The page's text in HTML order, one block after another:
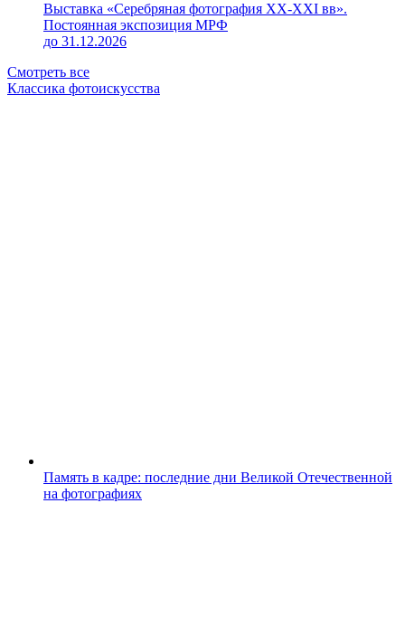
Выставка «Серебряная фотография XX-XXI вв».
Постоянная экспозиция МРФ
до 31.12.2026
Смотреть все
Классика фотоискусства
Память в кадре: последние дни Великой Отечественной
на фотографиях